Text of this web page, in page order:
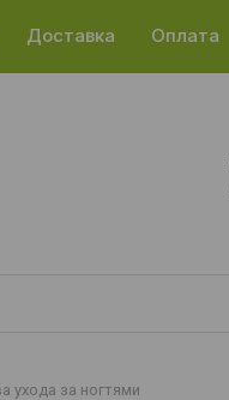
Доставка Оплата
ухода за ногтями